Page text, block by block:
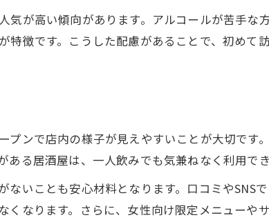
気が高い傾向があります。アルコールが苦手な
徴です。こうした配慮があることで、初めて
ンで店内の様子が見えやすいことが大切です
る居酒屋は、一人飲みでも気兼ねなく利用でき
いことも安心材料となります。口コミやSNS
なります。さらに、女性向け限定メニューや